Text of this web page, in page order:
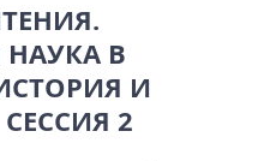
НАУКА В
И
2